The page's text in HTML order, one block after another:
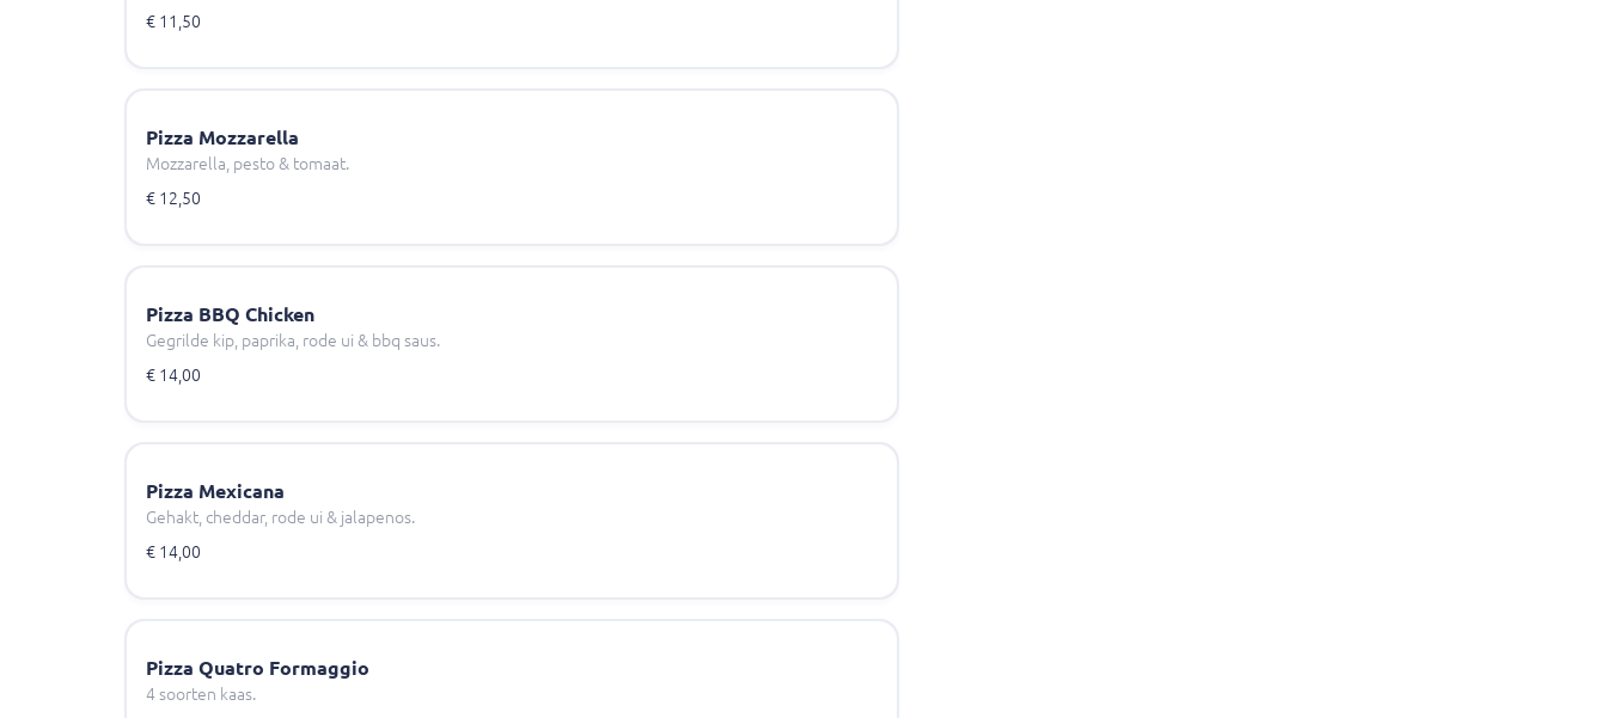
€ 11,50
Pizza Mozzarella
Mozzarella, pesto & tomaat.
€ 12,50
Pizza BBQ Chicken
Gegrilde kip, paprika, rode ui & bbq saus.
€ 14,00
Pizza Mexicana
Gehakt, cheddar, rode ui & jalapenos.
€ 14,00
Pizza Quatro Formaggio
4 soorten kaas.